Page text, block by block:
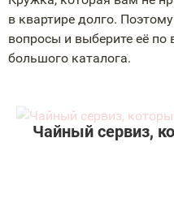
в квартире долго. Поэтому
вопросы и выберите её
большого каталога.
Чайный сервиз,